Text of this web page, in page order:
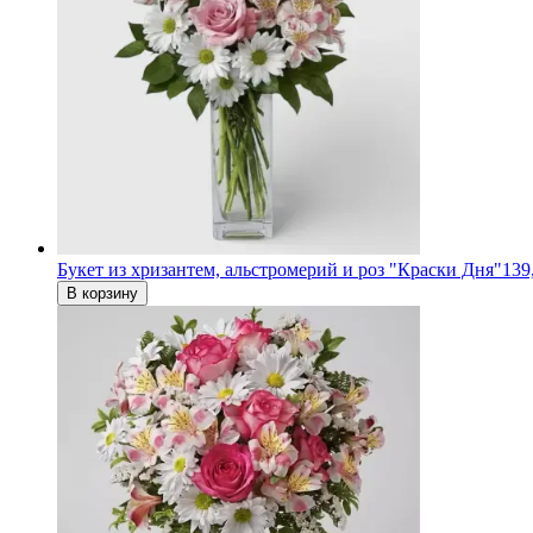
Букет из хризантем, альстромерий и роз "Краски Дня"
В корзину